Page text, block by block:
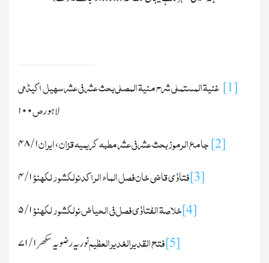
[1] غنیۃ المستملی شرح منیۃ المصلیبحث عشر فی عشرسہیل اکیڈمی
لاہورص۱۰۰
[2]جامع الرموزبحث عشر فی عشرمطبہ کریمیہ قزان،ایران۱/۴۸
[3]فتاوٰی قاضی خانفصل الماء الراکدنولکشور لکھنؤ۱/۴
[4]خلاصۃ الفتاوٰیفصل فی الحیاضنولکشور لکھنؤ۱/۵
[5]فتح القدیرالغدیر العظیمنوریہ رضویہ سکھر۱/۷۱